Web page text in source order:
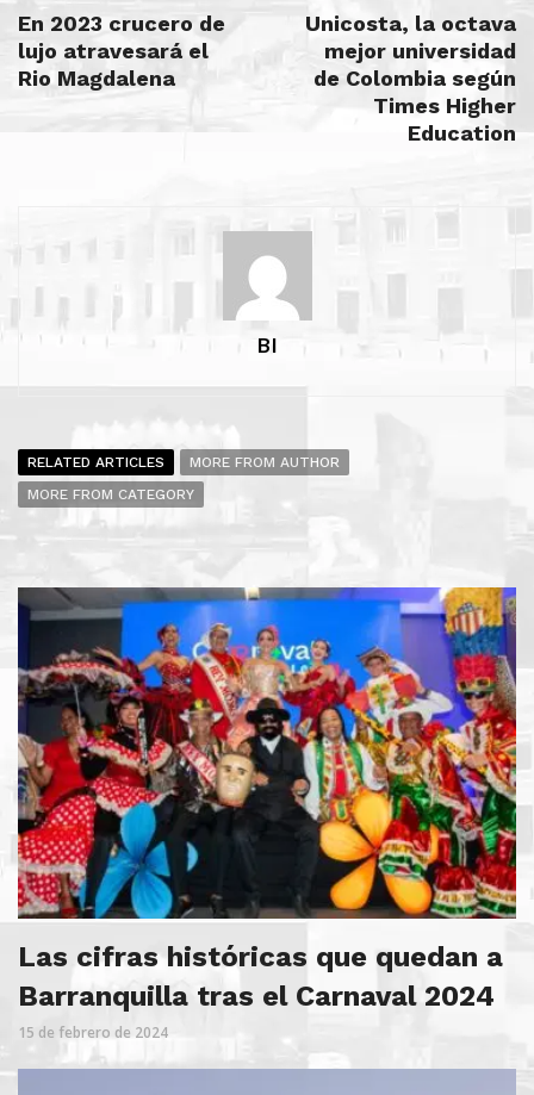
En 2023 crucero de
lujo atravesará el
Rio Magdalena
Unicosta, la octava
mejor universidad
de Colombia según
Times Higher
Education
BI
RELATED ARTICLES
MORE FROM AUTHOR
MORE FROM CATEGORY
Las cifras históricas que quedan a
Barranquilla tras el Carnaval 2024
15 de febrero de 2024